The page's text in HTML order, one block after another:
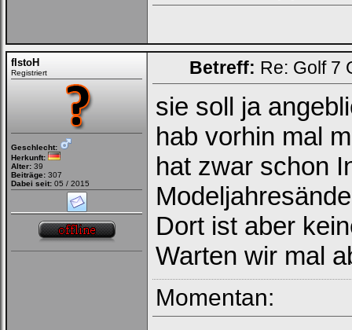
fIstoH
Registriert
Geschlecht:
Herkunft:
Alter: 39
Beiträge: 307
Dabei seit: 05 / 2015
Betreff: Re: Golf
sie soll ja
hab vorhin mal
hat zwar schon
Dort ist aber
Warten wir mal
Momentan: